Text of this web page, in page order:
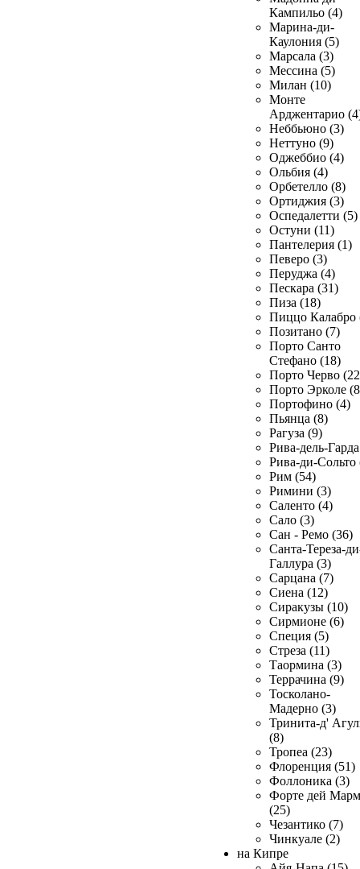
Кампильо (4)
Марина-ди-
Каулония (5)
Марсала (3)
Мессина (5)
Милан (10)
Монте
Арджентарио
Неббьюно (3)
Неттуно (9)
Оджеббио (4)
Ольбия (4)
Орбетелло (8)
Ортиджия (3)
Оспедалетти (5)
Остуни (11)
Пантелерия (1)
Певеро (3)
Перуджа (4)
Пескара (31)
Пиза (18)
Пиццо Калабро
Позитано (7)
Порто Санто
Стефано (18)
Порто Черво
Порто Эрколе
Портофино (4)
Пьянца (8)
Рагуза (9)
Рива-дель-
Рива-ди-Сольто
Рим (54)
Римини (3)
Саленто (4)
Сало (3)
Сан - Ремо (36)
Санта-Тереза-
Галлура (3)
Сарцана (7)
Сиена (12)
Сиракузы (10)
Сирмионе (6)
Специя (5)
Стреза (11)
Таормина (3)
Террачина (9)
Тосколано-
Мадерно (3)
Тринита-д'
(8)
Тропеа (23)
Флоренция (51)
Фоллоника (3)
Форте дей
(25)
Чезантико (7)
Чинкуале (2)
на Кипре